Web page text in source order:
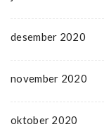
desember 2020
november 2020
oktober 2020